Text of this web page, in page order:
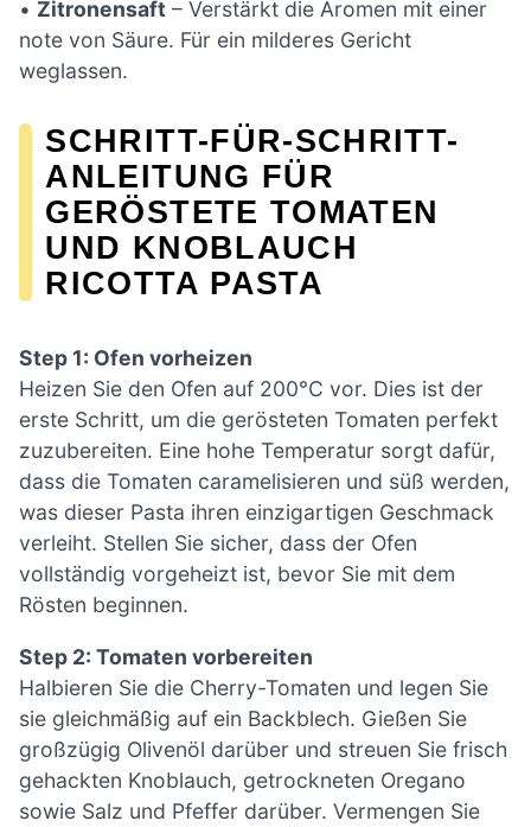
• Zitronensaft – Verstärkt die Aromen mit einer
note von Säure. Für ein milderes Gericht
weglassen.
SCHRITT-FÜR-SCHRITT-
ANLEITUNG FÜR
GERÖSTETE TOMATEN
UND KNOBLAUCH
RICOTTA PASTA
Step 1: Ofen vorheizen
Heizen Sie den Ofen auf 200°C vor. Dies ist der
erste Schritt, um die gerösteten Tomaten perfekt
zuzubereiten. Eine hohe Temperatur sorgt dafür,
dass die Tomaten caramelisieren und süß werden,
was dieser Pasta ihren einzigartigen Geschmack
verleiht. Stellen Sie sicher, dass der Ofen
vollständig vorgeheizt ist, bevor Sie mit dem
Rösten beginnen.
Step 2: Tomaten vorbereiten
Halbieren Sie die Cherry-Tomaten und legen Sie
sie gleichmäßig auf ein Backblech. Gießen Sie
großzügig Olivenöl darüber und streuen Sie frisch
gehackten Knoblauch, getrockneten Oregano
sowie Salz und Pfeffer darüber. Vermengen Sie